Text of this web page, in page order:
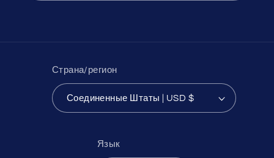
Страна/регион
Соединенные Штаты | USD $
Язык